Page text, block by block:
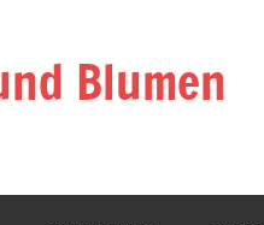
Blumen